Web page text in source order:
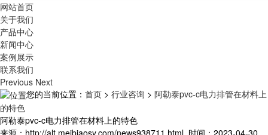
网站首页
关于我们
产品中心
新闻中心
案例展示
联系我们
Previous Next
您的当前位置： 首页 > 行业咨询 > 阿勒泰pvc-c电力排管在材料上
的特色
阿勒泰pvc-c电力排管在材料上的特色
来源：http://alt.meibiaosy.com/news938711.html 时间：2023-04-30